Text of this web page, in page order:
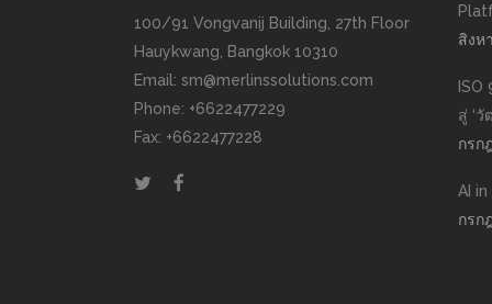
100/91 Vongvanij Building, 27th Floor
Hauykwang, Bangkok 10310
Email: sm@merlinssolutions.com
Phone: +6622477229
Fax: +6622477228
สิงห
สู่ ‘
กรก
AI
กรก